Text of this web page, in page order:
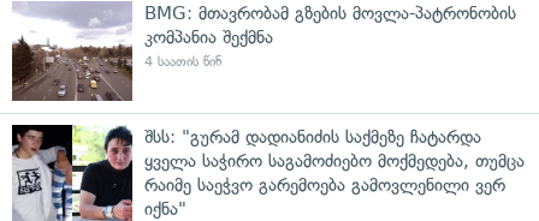
BMG: მთავრობამ გზების მოვლა-პატრონობის
კომპანია შექმნა
4 საათის წინ
შსს: "გურამ დადიანიძის საქმეზე ჩატარდა
ყველა საჭირო საგამოძიებო მოქმედება, თუმცა
რაიმე საეჭვო გარემოება გამოვლენილი ვერ
იქნა"